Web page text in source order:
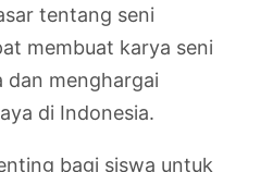
tentang seni
membuat karya seni
dan menghargai
di Indonesia.
bagi siswa untuk